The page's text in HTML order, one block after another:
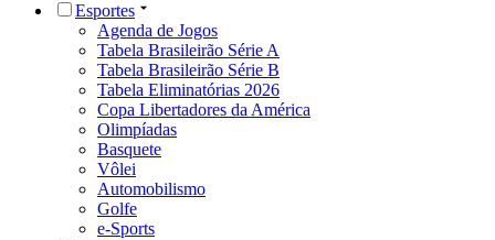
Esportes
Agenda de Jogos
Tabela Brasileirão Série A
Tabela Brasileirão Série B
Tabela Eliminatórias 2026
Copa Libertadores da América
Olimpíadas
Basquete
Vôlei
Automobilismo
Golfe
e-Sports